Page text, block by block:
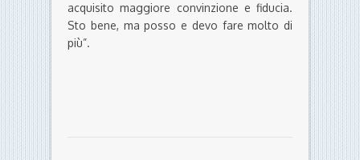
acquisito maggiore convinzione e fiducia.
Sto bene, ma posso e devo fare molto di
più”.